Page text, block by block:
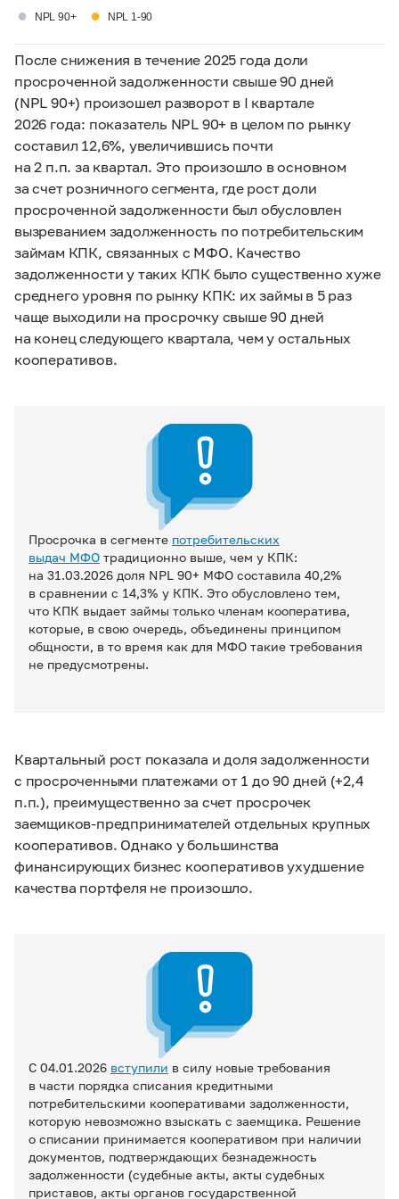
● NPL 90+ ● NPL 1-90
После снижения в течение 2025 года доли
просроченной задолженности свыше 90 дней
(NPL 90+) произошел разворот в I квартале
2026 года: показатель NPL 90+ в целом по рынку
составил 12,6%, увеличившись почти
на 2 п.п. за квартал. Это произошло в основном
за счет розничного сегмента, где рост доли
просроченной задолженности был обусловлен
вызреванием задолженность по потребительским
займам КПК, связанных с МФО. Качество
задолженности у таких КПК было существенно хуже
среднего уровня по рынку КПК: их займы в 5 раз
чаще выходили на просрочку свыше 90 дней
на конец следующего квартала, чем у остальных
кооперативов.
Просрочка в сегменте потребительских
выдач МФО традиционно выше, чем у КПК:
на 31.03.2026 доля NPL 90+ МФО составила 40,2%
в сравнении с 14,3% у КПК. Это обусловлено тем,
что КПК выдает займы только членам кооператива,
которые, в свою очередь, объединены принципом
общности, в то время как для МФО такие требования
не предусмотрены.
Квартальный рост показала и доля задолженности
с просроченными платежами от 1 до 90 дней (+2,4
п.п.), преимущественно за счет просрочек
заемщиков-предпринимателей отдельных крупных
кооперативов. Однако у большинства
финансирующих бизнес кооперативов ухудшение
качества портфеля не произошло.
С 04.01.2026 вступили в силу новые требования
в части порядка списания кредитными
потребительскими кооперативами задолженности,
которую невозможно взыскать с заемщика. Решение
о списании принимается кооперативом при наличии
документов, подтверждающих безнадежность
задолженности (судебные акты, акты судебных
приставов, акты органов государственной